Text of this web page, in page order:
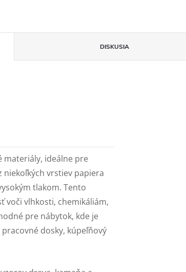
DISKUSIA
materiály, ideálne pre
vrstiev papiera
tlakom. Tento
voči vlhkosti, chemikáliám,
pre nábytok, kde je
dosky, kúpeľňový